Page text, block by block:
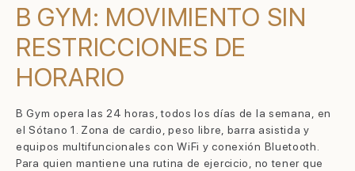
B GYM: MOVIMIENTO SIN
RESTRICCIONES DE
HORARIO
B Gym opera las 24 horas, todos los días de la semana, en
el Sótano 1. Zona de cardio, peso libre, barra asistida y
equipos multifuncionales con WiFi y conexión Bluetooth.
Para quien mantiene una rutina de ejercicio, no tener que